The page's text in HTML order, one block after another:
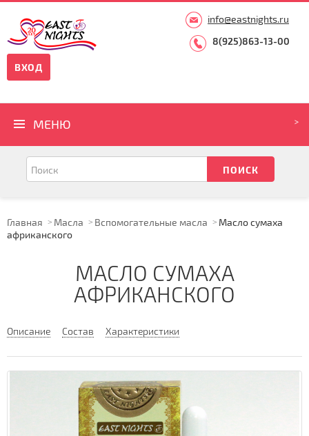
info@eastnights.ru
8(925)863-13-00
ВХОД
МЕНЮ
Главная Масла Вспомогательные масла
Масло сумаха
африканского
МАСЛО СУМАХА
АФРИКАНСКОГО
Описание Состав Характеристики